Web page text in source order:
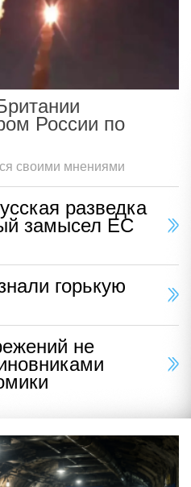
России по
своими мнениями
разведка
замысел ЕС
горькую
не